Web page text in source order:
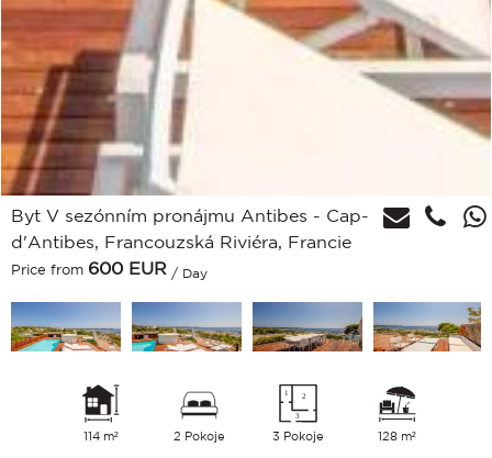
Byt V sezónním pronájmu Antibes - Cap-
d'Antibes, Francouzská Riviéra, Francie
Price from 600 EUR / Day
114 m² 2 Pokoje 3 Pokoje 128 m²